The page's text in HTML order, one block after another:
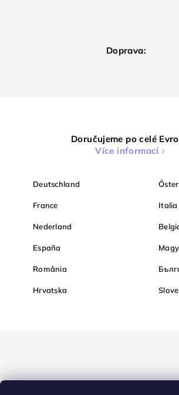
Doprava:
Doručujeme po celé
Více informací
Deutschland
France Italia
Nederland
España
România
Hrvatska